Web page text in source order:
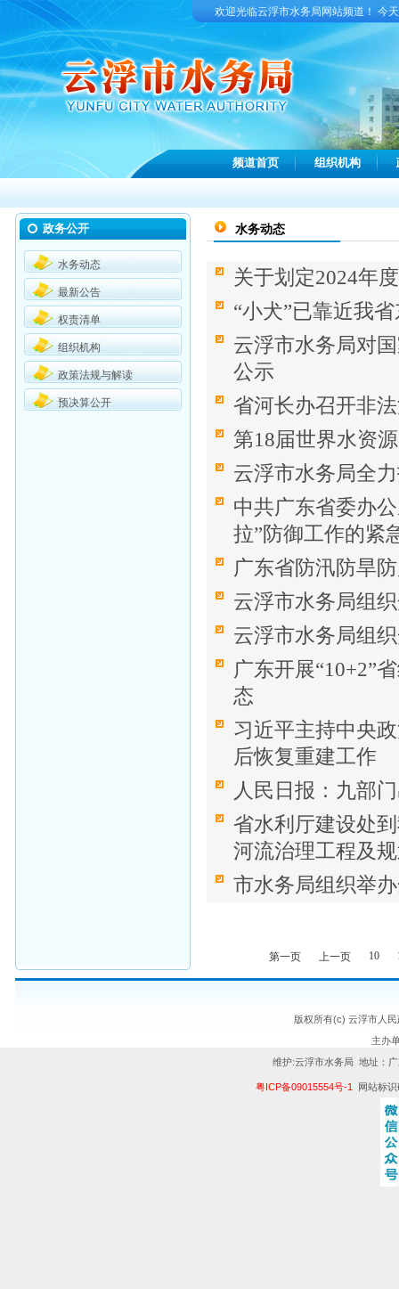
欢迎光临云浮市水务局网站频道！ 今
频道首页 组织机构
政务公开
水务动态
最新公告
权责清单
组织机构
政策法规与解读
预决算公开
水务动态
关于划定2024年
“小犬”已靠近我
云浮市水务局对
公示
省河长办召开非
第18届世界水资
云浮市水务局全
中共广东省委办
拉”防御工作的紧
广东省防汛防旱
云浮市水务局组
云浮市水务局组
广东开展“10+2”
态
习近平主持中央
后恢复重建工作
人民日报：九部
省水利厅建设处
河流治理工程及
市水务局组织举
第一页 上一页 10
版权所有(c) 云浮市人
主办
维护:云浮市水务局 地址：
粤ICP备09015554号-1 网站标